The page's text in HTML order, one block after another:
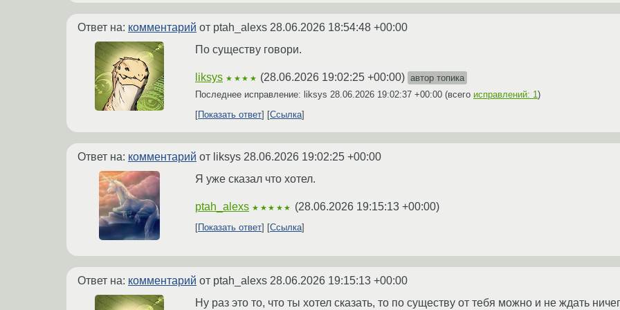
Ответ на: комментарий от ptah_alexs 28.06.2026 18:54:48 +00:00
По существу говори.
liksys ★★★★ (28.06.2026 19:02:25 +00:00) автор топика
Последнее исправление: liksys 28.06.2026 19:02:37 +00:00 (всего исправлений: 1)
Показать ответ
Ссылка
Ответ на: комментарий от liksys 28.06.2026 19:02:25 +00:00
Я уже сказал что хотел.
ptah_alexs ★★★★★ (28.06.2026 19:15:13 +00:00)
Показать ответ Ссылка
Ответ на: комментарий от ptah_alexs 28.06.2026 19:15:13 +00:00
Ну раз это то, что ты хотел сказать, то по существу от тебя можно и не ждать